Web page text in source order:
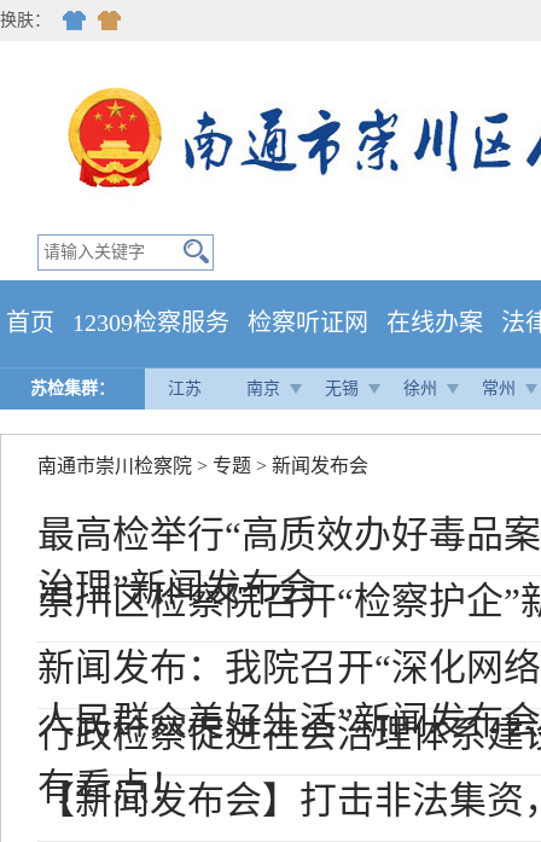
换肤：
首页 12309检察服务 检察听证网 在线办案 法
苏检集群： 江苏 南京 无锡 徐州 常州
南通市崇川检察院 > 专题 > 新闻发布会
最高检举行“高质效办好毒品
治理”新闻发布会
崇川区检察院召开“检察护企”
新闻发布：我院召开“深化网
人民群众美好生活”新闻发布会
行政检察促进社会治理体系建
有看点！
【新闻发布会】打击非法集资